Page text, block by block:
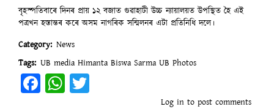
বৃহস্পতিবাৰে দিনৰ প্ৰায় ১২ বজাত গুৱাহাটী উচ্চ ন্যায়ালয়ত উপস্থিত হৈ এই
পত্ৰখন হস্তান্তৰ কৰে অসম নাগৰিক সন্মিলনৰ এটা প্ৰতিনিধি দলে।
Category News
Tags UB media Himanta Biswa Sarma UB Photos
Facebook
WhatsApp
Log in to post comments